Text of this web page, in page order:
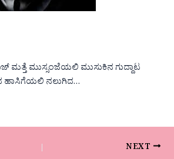
ಮತ್ತೆ ಮುಸ್ಸಂಜೆಯಲಿ ಮುಸುಕಿನ ಗುದ್ದಾಟ
ಹಾಸಿಗೆಯಲಿ ನಲುಗಿದ…
NEXT